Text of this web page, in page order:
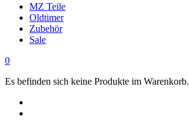
MZ Teile
Oldtimer
Zubehör
Sale
0
Es befinden sich keine Produkte im Warenkorb.